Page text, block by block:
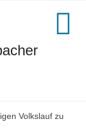
Volkslauf zu